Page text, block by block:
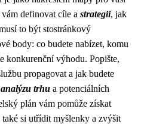
definovat cíle a strategii, jak
to být stostránkový
body: co budete nabízet, komu
konkurenční výhodu. Popište,
propagovat a jak budete
analýzu trhu a potenciálních
plán vám pomůže získat
si utřídit myšlenky a zvýšit